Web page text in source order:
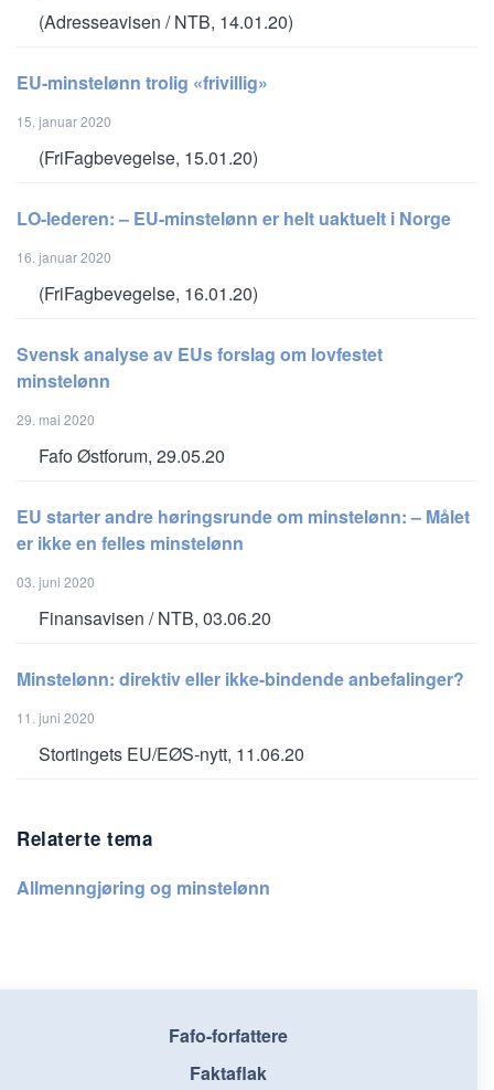
(Adresseavisen / NTB, 14.01.20)
EU-minstelønn trolig «frivillig»
15. januar 2020
(FriFagbevegelse, 15.01.20)
LO-lederen: – EU-minstelønn er helt uaktuelt i Norge
16. januar 2020
(FriFagbevegelse, 16.01.20)
Svensk analyse av EUs forslag om lovfestet
minstelønn
29. mai 2020
Fafo Østforum, 29.05.20
EU starter andre høringsrunde om minstelønn: – Målet
er ikke en felles minstelønn
03. juni 2020
Finansavisen / NTB, 03.06.20
Minstelønn: direktiv eller ikke-bindende anbefalinger?
11. juni 2020
Stortingets EU/EØS-nytt, 11.06.20
Relaterte tema
Allmenngjøring og minstelønn
Fafo-forfattere
Faktaflak